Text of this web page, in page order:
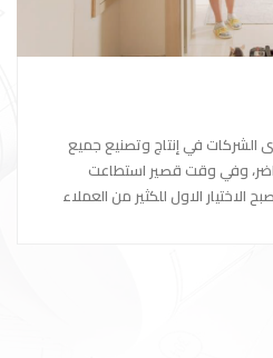
الشركات في إنتاج وتصنيع جميع
وفي وقت قصير استطاعت
الاختيار الاول للكثير من العملاء